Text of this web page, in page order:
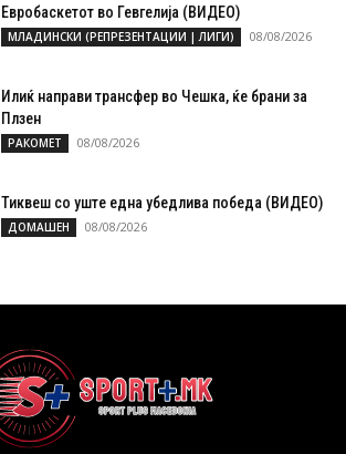
Евробаскетот во Гевгелија (ВИДЕО)
МЛАДИНСКИ (РЕПРЕЗЕНТАЦИИ | ЛИГИ) 08/08/2026
Илиќ направи трансфер во Чешка, ќе брани за
Плзен
РАКОМЕТ 08/08/2026
Тиквеш со уште една убедлива победа (ВИДЕО)
ДОМАШЕН 08/08/2026